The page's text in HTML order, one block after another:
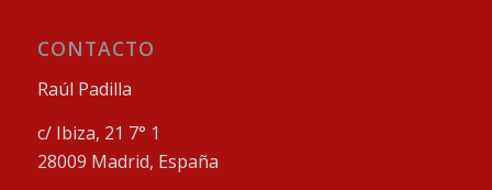
CONTACTO
Raúl Padilla
c/ Ibiza, 21 7° 1
28009 Madrid, España